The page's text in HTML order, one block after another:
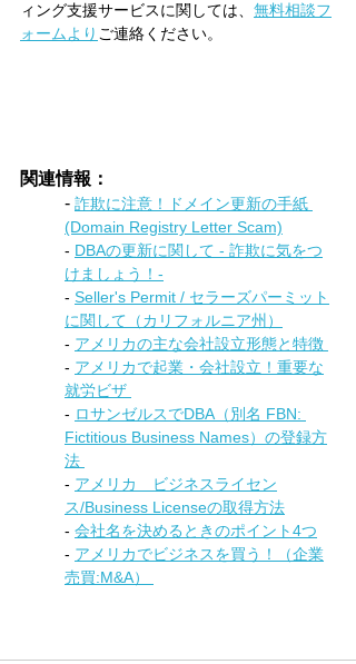
ィング支援サービスに関しては、 無料相談フ
ォームより ご連絡ください。
関連情報：
- 詐欺に注意！ドメイン更新の手紙
(Domain Registry Letter Scam)
- DBAの更新に関して - 詐欺に気をつ
けましょう！-
- Seller's Permit / セラーズパーミット
に関して（カリフォルニア州）
- アメリカの主な会社設立形態と特徴
- アメリカで起業・会社設立！重要な
就労ビザ
- ロサンゼルスでDBA（別名 FBN:
Fictitious Business Names）の登録方
法
- アメリカ　ビジネスライセン
ス/Business Licenseの取得方法
- 会社名を決めるときのポイント4つ
- アメリカでビジネスを買う！（企業
売買:M&A）